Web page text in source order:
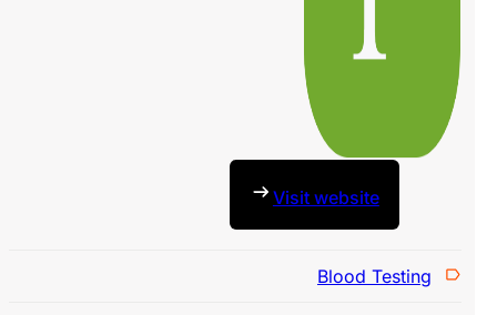
Visit website
Blood Testing